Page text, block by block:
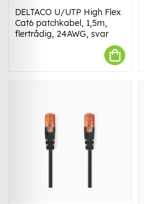
DELTACO U/UTP High Flex
Cat6 patchkabel, 1,5m,
flertrådig, 24AWG, svar